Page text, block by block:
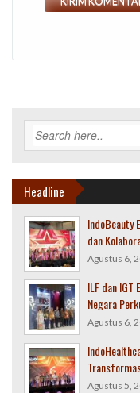
Headline
IndoBeauty
dan
Agustus 6,
ILF dan
Negara
Agustus 6,
Agustus 5,